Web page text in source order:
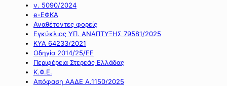
ν. 5090/2024
e-ΕΦΚΑ
Αναθέτοντες φορείς
Εγκύκλιος ΥΠ. ΑΝΑΠΤΥΞΗΣ 79581/2025
ΚΥΑ 64233/2021
Οδηγία 2014/25/ΕΕ
Περιφέρεια Στερεάς Ελλάδας
Κ.Φ.Ε.
Απόφαση ΑΑΔΕ Α.1150/2025